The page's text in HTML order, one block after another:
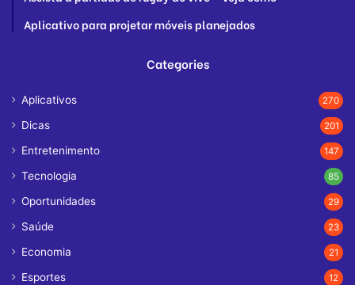
Aplicativo para projetar móveis planejados
Categories
Aplicativos 270
Dicas 201
Entretenimento 147
Tecnologia 85
Oportunidades 29
Saúde 23
Economia 21
Esportes 12